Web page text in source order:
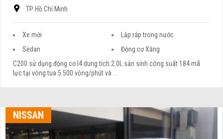
TP Hồ Chí Minh
Xe mới
Lắp ráp trong nước
Sedan
Động cơ Xăng
C200 sử dụng động cơ I4 dung tích 2.0L sản sinh công suất 184 mã
lực tại vòng tua 5.500 vòng/phút và ...
NISSAN